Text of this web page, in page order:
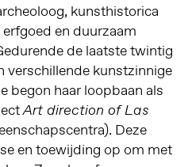
kunsthistorica
en duurzaam
de laatste twintig
verschillende kunstzinnige
begon haar loopbaan als
Art direction of Las
Deze
en toewijding op om met